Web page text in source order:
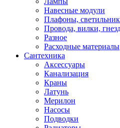
Навесные модули
Плафоны,
Провода, вилки,
Разное
Расходные материалы
Сантехника
Аксессуары
Канализация
Краны
Латунь
Мерилон
Насосы
Подводки